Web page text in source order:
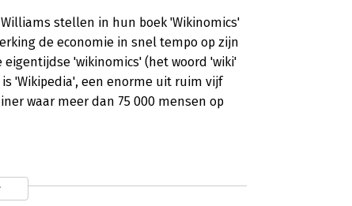
stellen in hun boek 'Wikinomics'
de economie in snel tempo op zijn
'wikinomics' (het woord 'wiki'
'Wikipedia', een enorme uit ruim vijf
waar meer dan 75 000 mensen op